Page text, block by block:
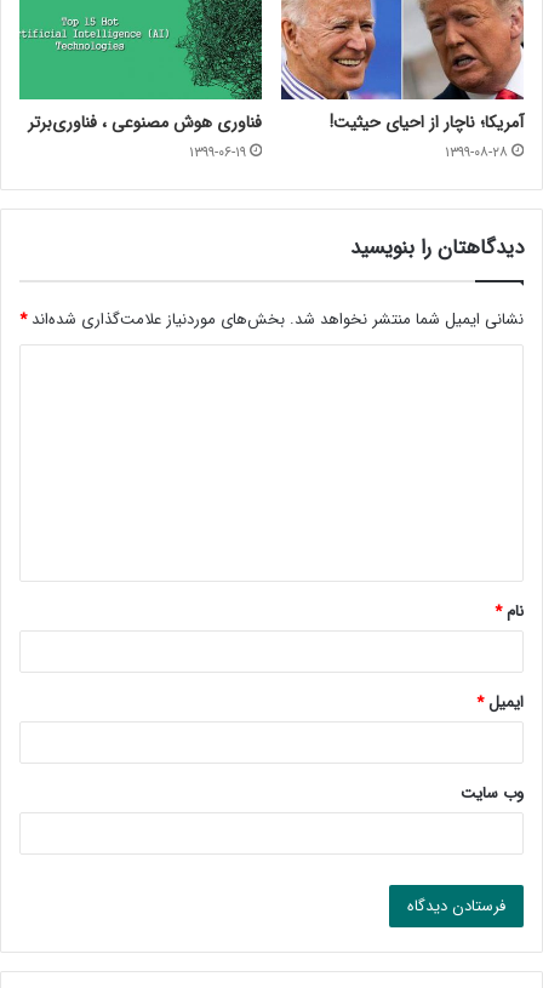
آمریکا؛ ناچار از احیای حیثیت!
۱۳۹۹-۰۸-۲۸
فناوری هوش مصنوعی ، فناوری‌برتر
۱۳۹۹-۰۶-۱۹
دیدگاهتان را بنویسید
نشانی ایمیل شما منتشر نخواهد شد. بخش‌های موردنیاز علامت‌گذاری شده‌اند*
*
نام*
ایمیل*
وب‌ سایت